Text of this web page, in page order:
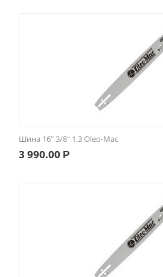
Шина 16" 3/8" 1.3 Oleo-Mac
3 990.00 Р